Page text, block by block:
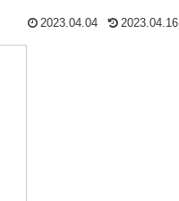
2023.04.04 2023.04.16